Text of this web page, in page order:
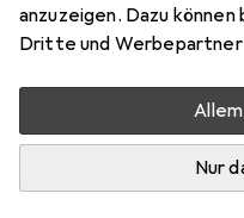
anzuzeigen. Dazu
Dritte und
Nur